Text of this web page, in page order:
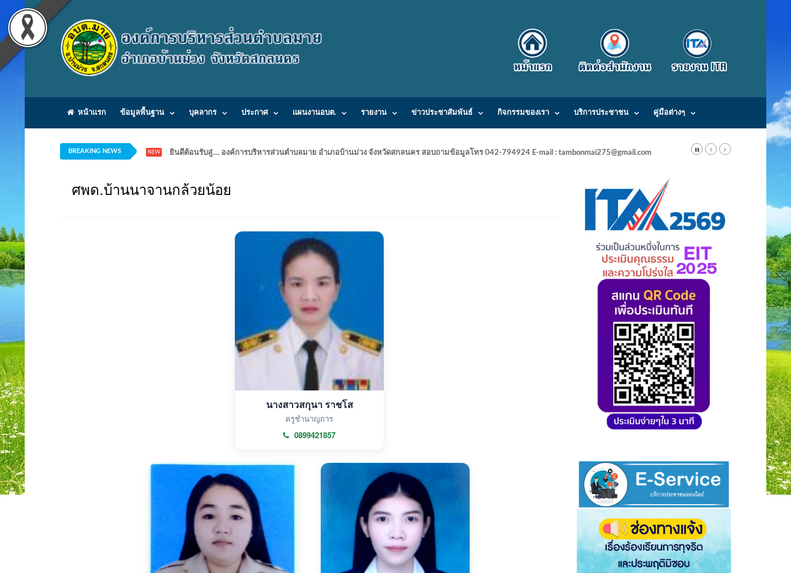
หน้าแรก ข้อมูลพื้นฐาน บุคลากร ประกาศ แผนงานอบต. รายงาน ข่าวประชาสัมพันธ์ กิจกรรมของเรา บริการประชาชน คู่มือต่างๆ
BREAKING NEWS NEW ยินดีต้อนรับสู่.... องค์การบริหารส่วนตำบลมาย อำเภอบ้านม่วง จังหวัดสกลนคร สอบถามข้อมูลโทร 042-794924 E-mail : tambonmai275@gmail.com
ศพด.บ้านนาจานกล้วยน้อย
นางสาวสกุนา ราชโส
ครูชำนาญการ
0899421857